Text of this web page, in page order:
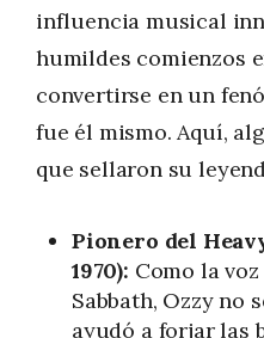
influencia musical
humildes comienzos
convertirse en un
fue él mismo. Aquí,
que sellaron su
Pionero del
1970): Como la
Sabbath, Ozzy no
ayudó a forjar las